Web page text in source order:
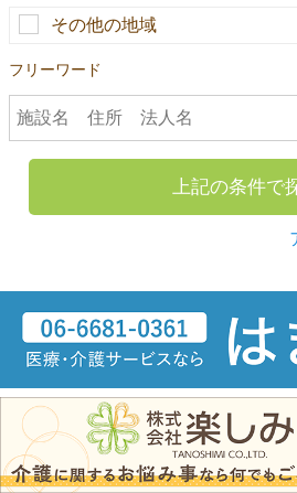
その他の地域
フリーワード
上記の条件で